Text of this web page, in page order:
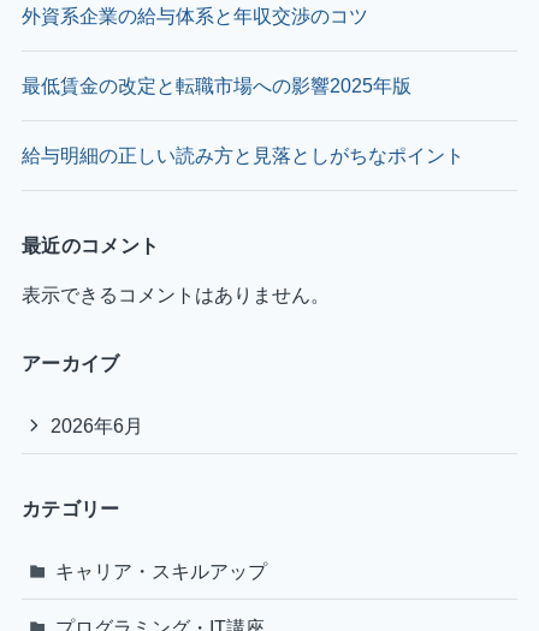
外資系企業の給与体系と年収交渉のコツ
最低賃金の改定と転職市場への影響2025年版
給与明細の正しい読み方と見落としがちなポイント
最近のコメント
表示できるコメントはありません。
アーカイブ
2026年6月
カテゴリー
キャリア・スキルアップ